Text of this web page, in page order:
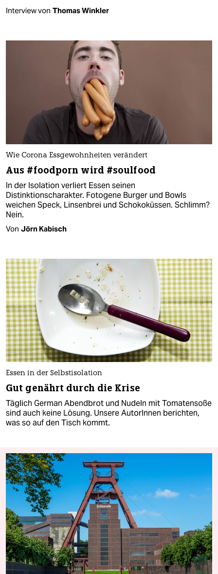
Interview von Thomas Winkler
Wie Corona Essgewohnheiten verändert
Aus #foodporn wird #soulfood
In der Isolation verliert Essen seinen
Distinktionscharakter. Fotogene Burger und Bowls
weichen Speck, Linsenbrei und Schokoküssen. Schlimm?
Nein.
Von Jörn Kabisch
Essen in der Selbstisolation
Gut genährt durch die Krise
Täglich German Abendbrot und Nudeln mit Tomatensoße
sind auch keine Lösung. Unsere AutorInnen berichten,
was so auf den Tisch kommt.